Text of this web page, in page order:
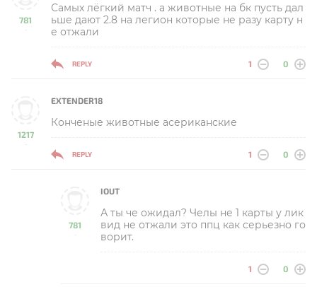
781
-
Самых лёгкий матч . а животные на бк пусть дал
ьше дают 2.8 на легион которые не разу карту н
е отжали
REPLY 1 0
1217
-
EXTENDER18
Конченые животные асериканские
REPLY 1 0
781
-
IOUT
А ты че ожидал? Челы не 1 карты у лик
вид не отжали это ппц как серьезно го
ворит.
1 0